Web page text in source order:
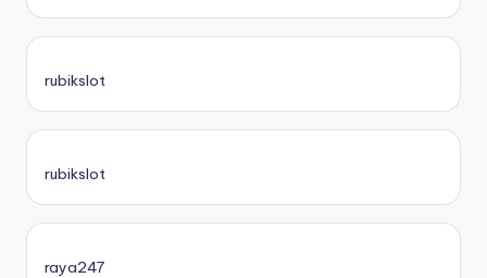
rubikslot
rubikslot
raya247